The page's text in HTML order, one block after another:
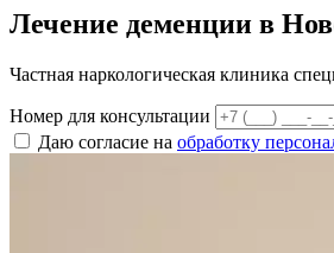
Лечение деменции в
Частная наркологическая клиника
Номер для консультации
Даю согласие на обработку